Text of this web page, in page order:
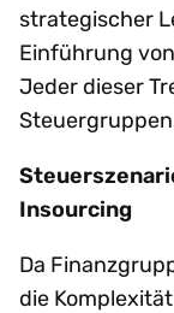
strategischer
Einführung
Jeder dieser
Insourcing
Da
die